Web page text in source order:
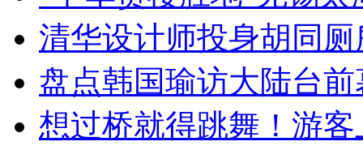
清华设计师投身胡同
盘点韩国瑜访大陆台
想过桥就得跳舞！游客